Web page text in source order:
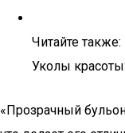
Читайте также:
Уколы
«Прозрачный